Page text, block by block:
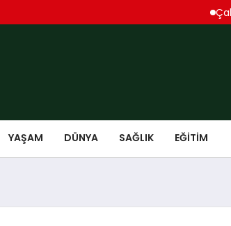
Çakallı
YAŞAM DÜNYA SAĞLIK EĞITIM